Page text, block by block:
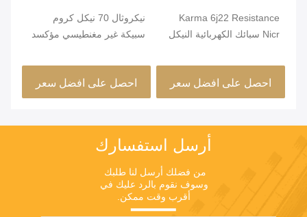
Karma 6j22 Resistance
Nicr سبائك الكهربائية النيكل
احصل على افضل سعر
نيكروثال 70 نيكل كروم
سبيكة غير مغنطيسي مؤكسد
احصل على افضل سعر
أرسل استفسارك
أقرب وقت ممكن.